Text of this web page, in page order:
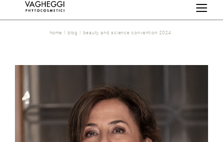
home blog beauty and science convention 2024